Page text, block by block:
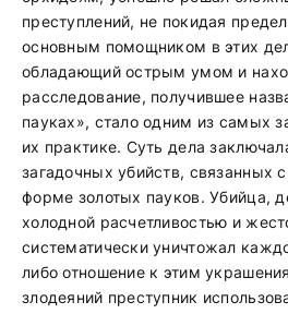
преступлений, не покидая
основным помощником в этих
обладающий острым умом и
расследование, получившее
пауках», стало одним из самых
их практике. Суть дела
загадочных убийств, связанных
форме золотых пауков. Убийца,
холодной расчетливостью и
систематически уничтожал
либо отношение к этим
злодеяний преступник